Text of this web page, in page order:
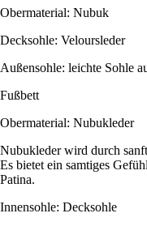
Obermaterial: Nubuk
Decksohle: Veloursleder
Außensohle: leichte Sohle
Fußbett
Obermaterial: Nubukleder
Nubukleder wird durch
Es bietet ein samtiges
Patina.
Innensohle: Decksohle